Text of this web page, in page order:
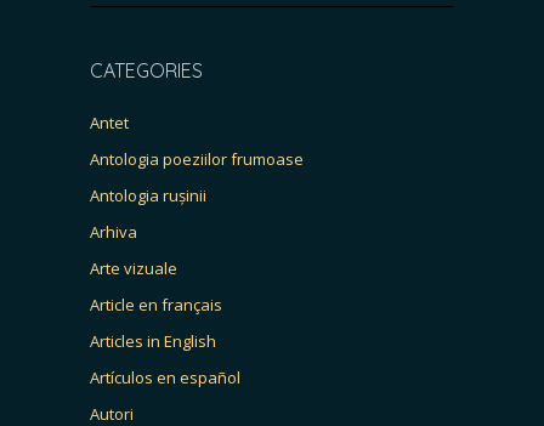
CATEGORIES
Antet
Antologia poeziilor frumoase
Antologia rușinii
Arhiva
Arte vizuale
Article en français
Articles in English
Artículos en español
Autori